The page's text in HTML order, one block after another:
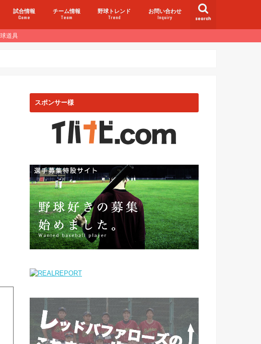
search
試合情報
Game
チーム情報
Team
野球トレンド
Trend
お問い合わせ
Inquiry
道具
スポンサー様